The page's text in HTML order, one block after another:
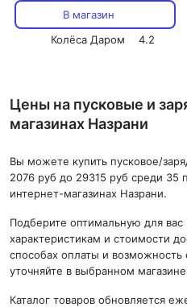
(art.R9009991)В магазин
Колёса Даром
4.2
Цены на пусковые и
магазинах Назрани
Вы можете купить пусковое/
2076 руб до 29315 руб среди
интернет-магазинах Назрани.
Подберите оптимальную для
характеристикам и стоимости
способах оплаты и возможность
уточняйте в выбранном
Каталог товаров обновляется